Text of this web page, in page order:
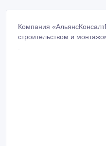
Компания
строительством и
.